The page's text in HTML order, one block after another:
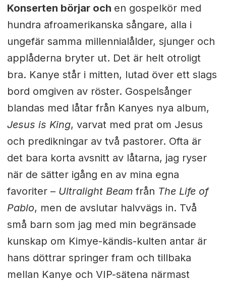
Konserten börjar och en gospelkör med
hundra afroamerikanska sångare, alla i
ungefär samma millennialålder, sjunger och
applåderna bryter ut. Det är helt otroligt
bra. Kanye står i mitten, lutad över ett slags
bord omgiven av röster. Gospelsånger
blandas med låtar från Kanyes nya album,
Jesus is King, varvat med prat om Jesus
och predikningar av två pastorer. Ofta är
det bara korta avsnitt av låtarna, jag ryser
när de sätter igång en av mina egna
favoriter – Ultralight Beamfrån The Life of
Pablo, men de avslutar halvvägs in. Två
små barn som jag med min begränsade
kunskap om Kimye-kändis-kulten antar är
hans döttrar springer fram och tillbaka
mellan Kanye och VIP-sätena närmast